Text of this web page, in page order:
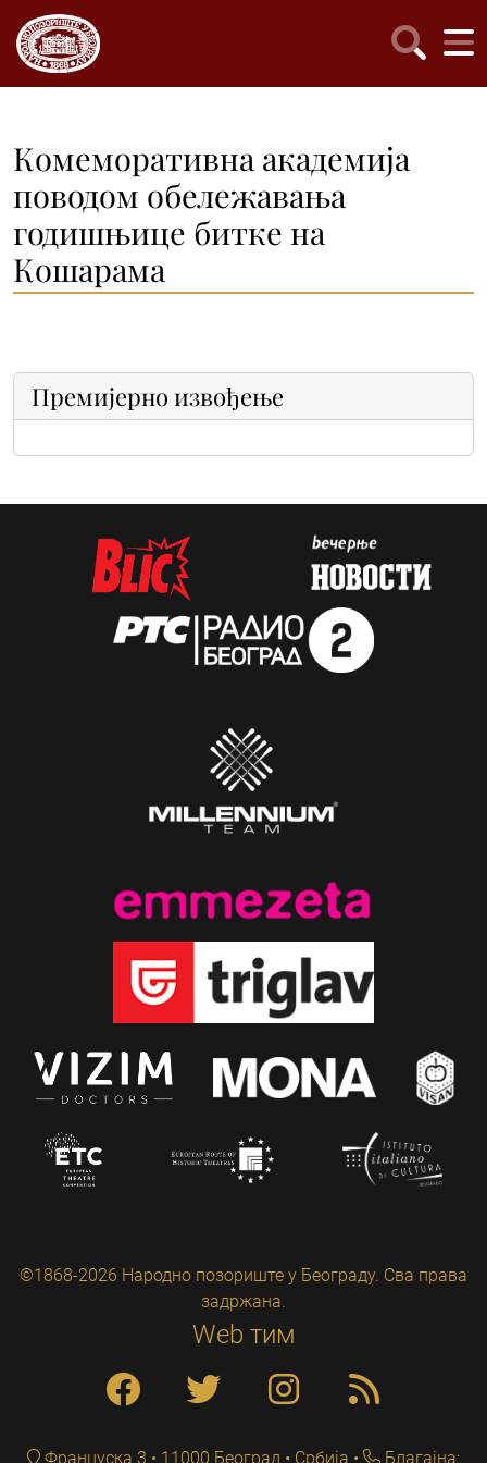
Комеморативна академија
поводом обележавања
годишњице биткe на
Кошарама
Премијерно извођење
©1868-2026 Народно позориште у Београду. Сва права
задржана.
Web тим
Француска 3 • 11000 Београд • Србија Благајна: